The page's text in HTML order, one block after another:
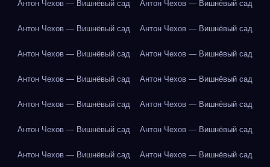
Антон Чехов — Вишнёвый сад Антон Чехов — Вишнёвый сад
Антон Чехов — Вишнёвый сад Антон Чехов — Вишнёвый сад
Антон Чехов — Вишнёвый сад Антон Чехов — Вишнёвый сад
Антон Чехов — Вишнёвый сад Антон Чехов — Вишнёвый сад
Антон Чехов — Вишнёвый сад Антон Чехов — Вишнёвый сад
Антон Чехов — Вишнёвый сад Антон Чехов — Вишнёвый сад
Антон Чехов — Вишнёвый сад Антон Чехов — Вишнёвый сад